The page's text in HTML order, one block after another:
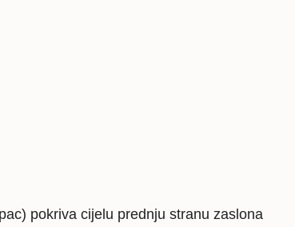
pokriva cijelu prednju stranu zaslona